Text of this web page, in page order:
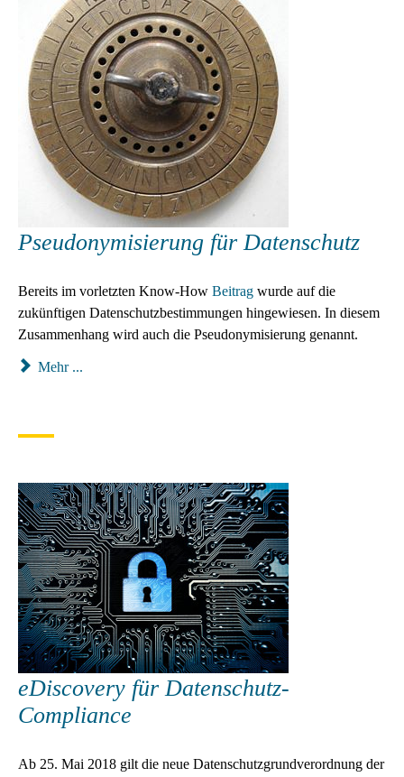
Pseudonymisierung für Datenschutz
Bereits im vorletzten Know-How Beitrag wurde auf die
zukünftigen Datenschutzbestimmungen hingewiesen. In diesem
Zusammenhang wird auch die Pseudonymisierung genannt.
Mehr ...
eDiscovery für Datenschutz-
Compliance
Ab 25. Mai 2018 gilt die neue Datenschutz­grund­verordnung der